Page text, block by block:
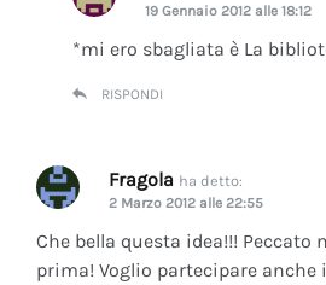
19 Gennaio 2012 alle 18:12
*mi ero sbagliata è La
RISPONDI
Fragola ha detto:
2 Marzo 2012 alle 22:55
Che bella questa idea!!! Peccato
prima! Voglio partecipare anche